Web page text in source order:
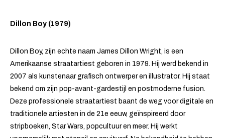
Dillon Boy (1979)
Dillon Boy, zijn echte naam James Dillon Wright, is een
Amerikaanse straatartiest geboren in 1979. Hij werd bekend in
2007 als kunstenaar grafisch ontwerper en illustrator. Hij staat
bekend om zijn pop-avant-gardestijl en postmoderne fusion.
Deze professionele straatartiest baant de weg voor digitale en
traditionele artiesten in de 21e eeuw, geïnspireerd door
stripboeken, Star Wars, popcultuur en meer. Hij werkt